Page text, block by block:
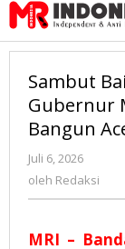
Lewati
ke
konten
Sambut
Gubernur
Bangun
Juli 6, 2026
oleh Redaksi
MRI –